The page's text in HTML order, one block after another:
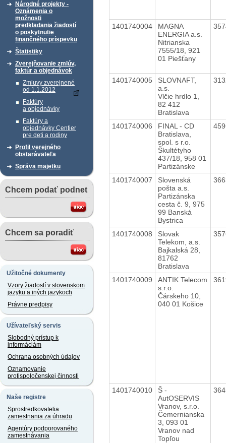
Národné projekty -
Oznámenia o
možnosti
predkladania žiadostí
o poskytnutie
finančného príspevku
Štatistiky
Zverejňovanie zmlúv,
faktúr a objednávok
Zmluvy zverejnené
od 1.1.2012
Faktúry
a objednávky
Faktúry a
objednávky Centier
pre deti a rodiny
Profil verejného
obstarávateľa
Správa majetku
Chcem podať podnet
Chcem sa poradiť
Užitočné dokumenty
Vzory žiadostí v slovenskom
jazyku a iných jazykoch
Právne predpisy
Užívateľský servis
Slobodný prístup k
informáciám
Ochrana osobných údajov
Oznamovanie
protispoločenskej činnosti
Naše registre
Sprostredkovatelia
zamestnania za úhradu
Agentúry podporovaného
zamestnávania
1401740004
MAGNA
ENERGIA a.s.
Nitrianska
7555/18, 921
01 Piešťany
1401740005
SLOVNAFT,
a.s.
Vlčie hrdlo 1,
82 412
Bratislava
1401740006
FINAL - CD
Bratislava,
spol. s r.o.
Škultétyho
437/18, 958 01
Partizánske
1401740007
Slovenská
pošta a.s.
Partizánska
cesta č. 9, 975
99 Banská
Bystrica
1401740008
Slovak
Telekom, a.s.
Bajkalská 28,
81762
Bratislava
1401740009
ANTIK Telecom
s.r.o.
Čárskeho 10,
040 01 Košice
1401740010
Š -
AutOSERVIS
Vranov, s.r.o.
Čemernianska
3, 093 01
Vranov nad
Topľou